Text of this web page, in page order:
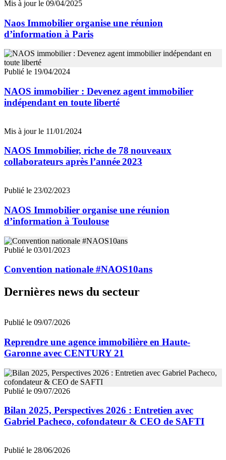
Mis à jour le 09/04/2025
Naos Immobilier organise une réunion
d’information à Paris
Publié le 19/04/2024
NAOS immobilier : Devenez agent immobilier
indépendant en toute liberté
Mis à jour le 11/01/2024
NAOS Immobilier, riche de 78 nouveaux
collaborateurs après l’année 2023
Publié le 23/02/2023
NAOS Immobilier organise une réunion
d’information à Toulouse
Publié le 03/01/2023
Convention nationale #NAOS10ans
Dernières news du secteur
Publié le 09/07/2026
Reprendre une agence immobilière en Haute-
Garonne avec CENTURY 21
Publié le 09/07/2026
Bilan 2025, Perspectives 2026 : Entretien avec
Gabriel Pacheco, cofondateur & CEO de SAFTI
Publié le 28/06/2026